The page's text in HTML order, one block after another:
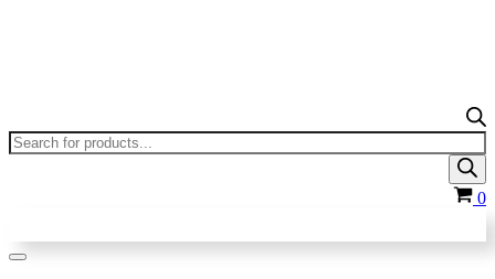
Products
search
0
Navigation